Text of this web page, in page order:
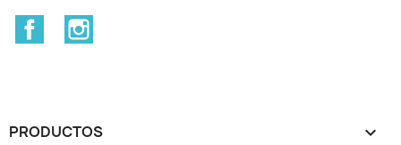
Facebook
PRODUCTOS 